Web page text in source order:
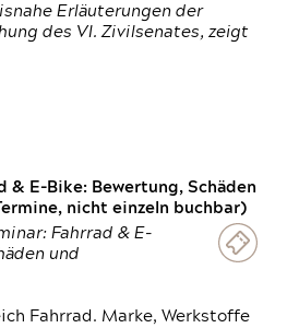
Erläuterungen der
des VI. Zivilsenates, zeigt
& E-Bike: Bewertung, Schäden
nicht einzeln buchbar)
Fahrrad & E-
und
Fahrrad. Marke, Werkstoffe